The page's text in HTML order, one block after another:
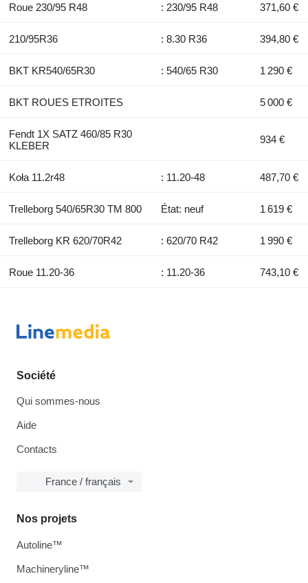
Roue 230/95 R48 : 230/95 R48 371,60 €
210/95R36 : 8.30 R36 394,80 €
BKT KR540/65R30 : 540/65 R30 1 290 €
BKT ROUES ETROITES 5 000 €
Fendt 1X SATZ 460/85 R30
KLEBER
934 €
Koła 11.2r48 : 11.20-48 487,70 €
Trelleborg 540/65R30 TM 800 État: neuf 1 619 €
Trelleborg KR 620/70R42 : 620/70 R42 1 990 €
Roue 11.20-36 : 11.20-36 743,10 €
Société
Qui sommes-nous
Aide
Contacts
France / français
Nos projets
Autoline™
Machineryline™